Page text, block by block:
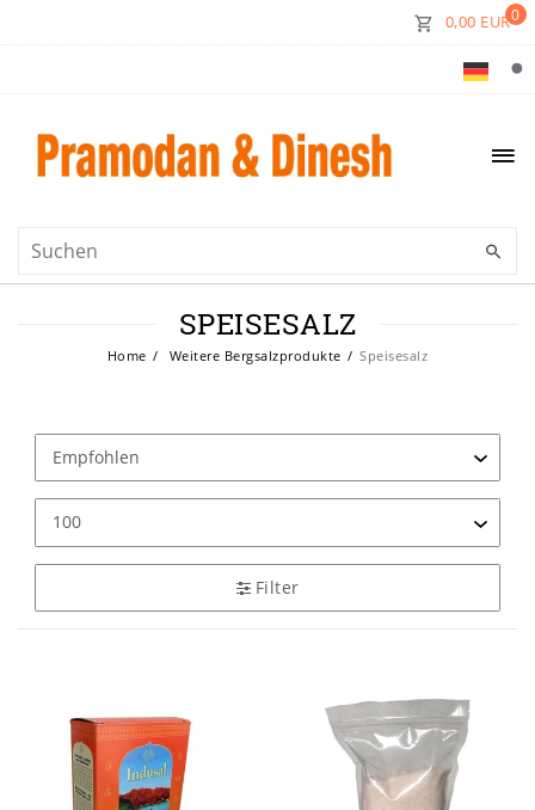
0
0,00 EUR
SPEISESALZ
Home Weitere Bergsalzprodukte Speisesalz
Filter